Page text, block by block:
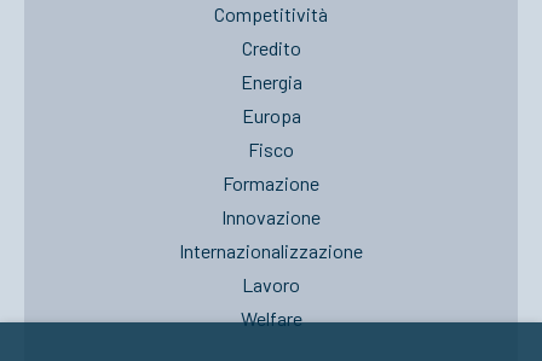
Competitività
Credito
Energia
Europa
Fisco
Formazione
Innovazione
Internazionalizzazione
Lavoro
Welfare